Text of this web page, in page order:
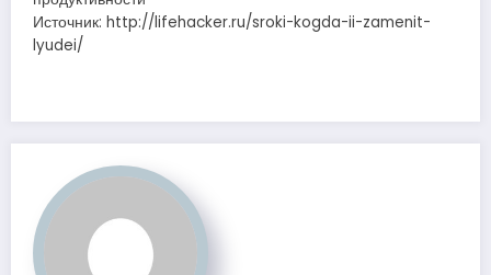
Источник: http://lifehacker.ru/sroki-kogda-ii-zamenit-
lyudei/